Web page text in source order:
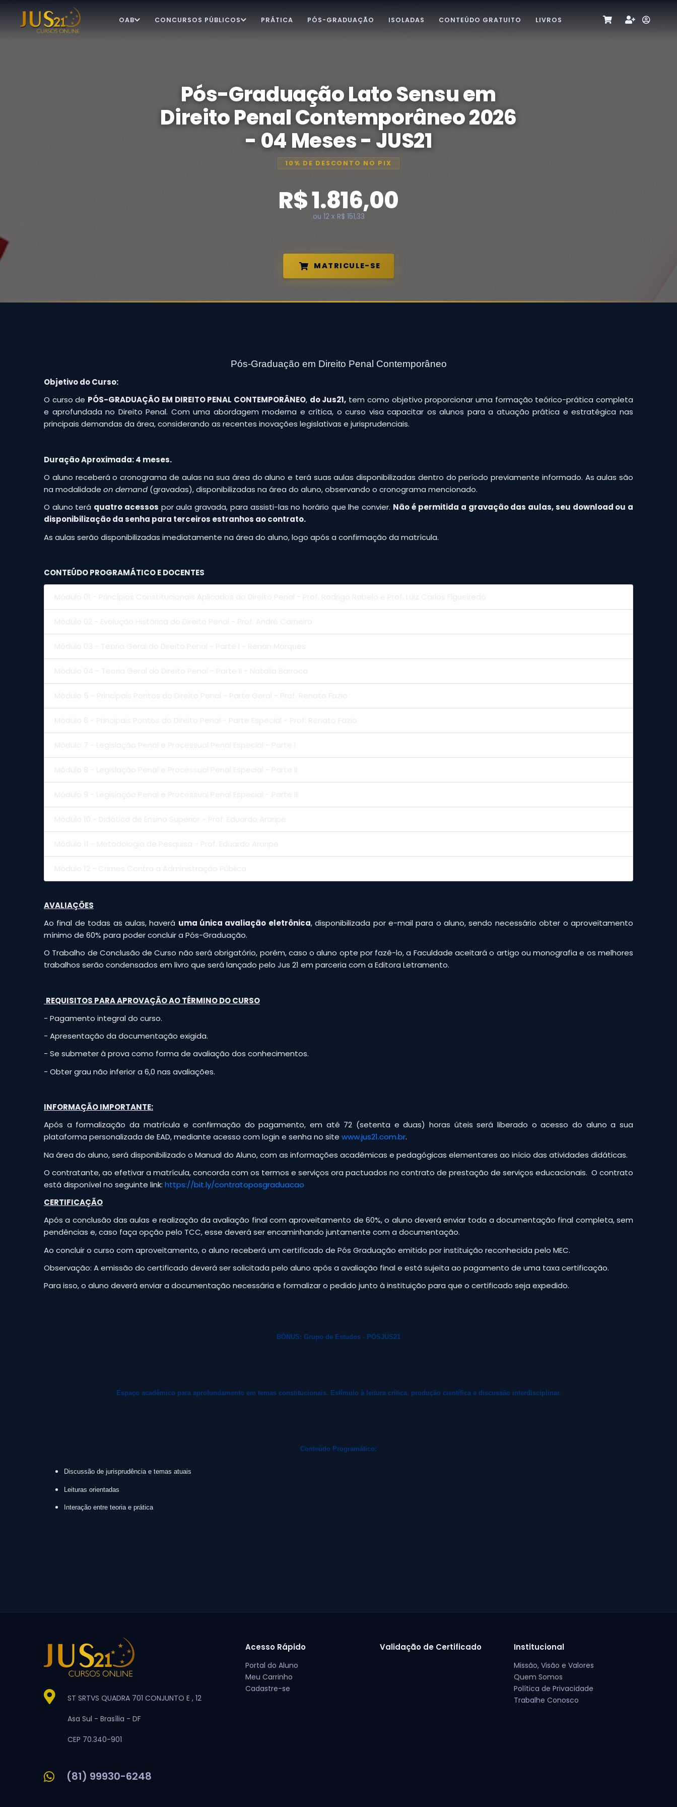
OAB CONCURSOS PÚBLICOS PRÁTICA PÓS-GRADUAÇÃO ISOLADAS CONTEÚDO GRATUITO LIVROS
Pós-Graduação Lato Sensu em
Direito Penal Contemporâneo 2026
- 04 Meses - JUS21
10% DE DESCONTO NO PIX
R$ 1.816,00
ou 12 x R$ 151,33
MATRICULE-SE
Pós-Graduação em Direito Penal Contemporâneo
Objetivo do Curso:
O curso de PÓS-GRADUAÇÃO EM DIREITO PENAL CONTEMPORÂNEO, do Jus21, tem como objetivo proporcionar uma formação teórico-prática completa
e aprofundada no Direito Penal. Com uma abordagem moderna e crítica, o curso visa capacitar os alunos para a atuação prática e estratégica nas
principais demandas da área, considerando as recentes inovações legislativas e jurisprudenciais.
Duração Aproximada: 4 meses.
O aluno receberá o cronograma de aulas na sua área do aluno e terá suas aulas disponibilizadas dentro do período previamente informado. As aulas são
na modalidade on demand (gravadas), disponibilizadas na área do aluno, observando o cronograma mencionado.
O aluno terá quatro acessos por aula gravada, para assisti-las no horário que lhe convier. Não é permitida a gravação das aulas, seu download ou a
disponibilização da senha para terceiros estranhos ao contrato.
As aulas serão disponibilizadas imediatamente na área do aluno, logo após a confirmação da matrícula.
CONTEÚDO PROGRAMÁTICO E DOCENTES
AVALIAÇÕES
Ao final de todas as aulas, haverá uma única avaliação eletrônica, disponibilizada por e-mail para o aluno, sendo necessário obter o aproveitamento
mínimo de 60% para poder concluir a Pós-Graduação.
O Trabalho de Conclusão de Curso não será obrigatório, porém, caso o aluno opte por fazê-lo, a Faculdade aceitará o artigo ou monografia e os melhores
trabalhos serão condensados em livro que será lançado pelo Jus 21 em parceria com a Editora Letramento.
REQUISITOS PARA APROVAÇÃO AO TÉRMINO DO CURSO
- Pagamento integral do curso.
- Apresentação da documentação exigida.
- Se submeter à prova como forma de avaliação dos conhecimentos.
- Obter grau não inferior a 6,0 nas avaliações.
INFORMAÇÃO IMPORTANTE:
Após a formalização da matrícula e confirmação do pagamento, em até 72 (setenta e duas) horas úteis será liberado o acesso do aluno a sua
plataforma personalizada de EAD, mediante acesso com login e senha no site www.jus21.com.br.
Na área do aluno, será disponibilizado o Manual do Aluno, com as informações acadêmicas e pedagógicas elementares ao início das atividades didáticas.
O contratante, ao efetivar a matrícula, concorda com os termos e serviços ora pactuados no contrato de prestação de serviços educacionais. O contrato
está disponível no seguinte link: https://bit.ly/contratoposgraduacao
CERTIFICAÇÃO
Após a conclusão das aulas e realização da avaliação final com aproveitamento de 60%, o aluno deverá enviar toda a documentação final completa, sem
pendências e, caso faça opção pelo TCC, esse deverá ser encaminhando juntamente com a documentação.
Ao concluir o curso com aproveitamento, o aluno receberá um certificado de Pós Graduação emitido por instituição reconhecida pelo MEC.
Observação: A emissão do certificado deverá ser solicitada pelo aluno após a avaliação final e está sujeita ao pagamento de uma taxa certificação.
Para isso, o aluno deverá enviar a documentação necessária e formalizar o pedido junto à instituição para que o certificado seja expedido.
BÔNUS: Grupo de Estudos - PÓSJUS21
Espaço acadêmico para aprofundamento em temas constitucionais. Estímulo à leitura crítica, produção científica e discussão interdisciplinar.
Conteúdo Programático:
Discussão de jurisprudência e temas atuais
Leituras orientadas
Interação entre teoria e prática
ST SRTVS QUADRA 701 CONJUNTO E , 12
Asa Sul - Brasília - DF
CEP 70.340-901
(81) 99930-6248
Acesso Rápido
Portal do Aluno
Meu Carrinho
Cadastre-se
Validação de Certificado Institucional
Missão, Visão e Valores
Quem Somos
Política de Privacidade
Trabalhe Conosco